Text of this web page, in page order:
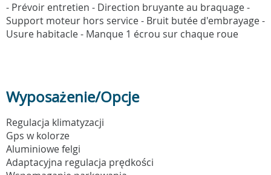
- Prévoir entretien - Direction bruyante au braquage -
Support moteur hors service - Bruit butée d'embrayage -
Usure habitacle - Manque 1 écrou sur chaque roue
Wyposażenie/Opcje
Regulacja klimatyzacji
Gps w kolorze
Aluminiowe felgi
Adaptacyjna regulacja prędkości